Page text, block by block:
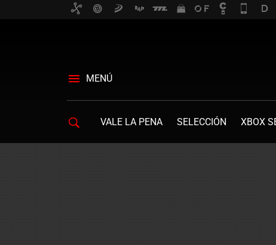
MENÚ
VALE LA PENA SELECCIÓN XBOX